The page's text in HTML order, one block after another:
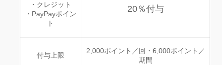
・クレジット
・PayPayポイン
ト
20％付与
付与上限
2,000ポイント／回・6,000ポイント／
期間